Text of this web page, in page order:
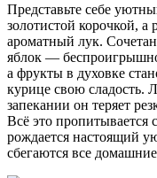
Представьте себе
золотистой корочкой,
ароматный лук.
яблок —
а фрукты в духовке
курице свою сладость.
запекании он теряет
Всё это пропитывается
рождается настоящий
сбегаются все